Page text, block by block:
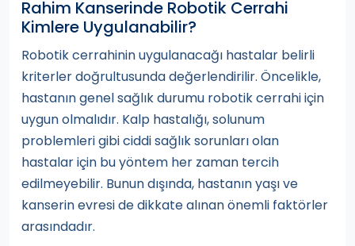
Rahim Kanserinde Robotik Cerrahi
Kimlere Uygulanabilir?
Robotik cerrahinin uygulanacağı hastalar belirli
kriterler doğrultusunda değerlendirilir. Öncelikle,
hastanın genel sağlık durumu robotik cerrahi için
uygun olmalıdır. Kalp hastalığı, solunum
problemleri gibi ciddi sağlık sorunları olan
hastalar için bu yöntem her zaman tercih
edilmeyebilir. Bunun dışında, hastanın yaşı ve
kanserin evresi de dikkate alınan önemli faktörler
arasındadır.